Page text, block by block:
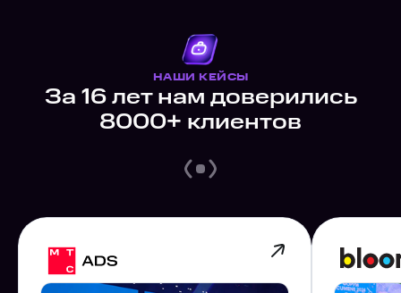
НАШИ КЕЙСЫ
За 16 лет нам доверились
8000+ клиентов
Режиссёрское и инженерное
сопровождение